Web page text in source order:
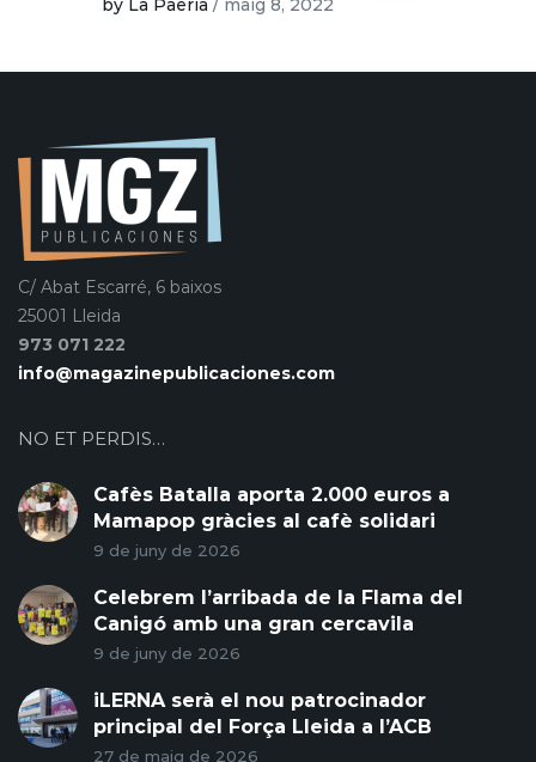
by La Paeria / maig 8, 2022
C/ Abat Escarré, 6 baixos
25001 Lleida
973 071 222
info@magazinepublicaciones.com
NO ET PERDIS…
Cafès Batalla aporta 2.000 euros a
Mamapop gràcies al cafè solidari
9 de juny de 2026
Celebrem l’arribada de la Flama del
Canigó amb una gran cercavila
9 de juny de 2026
iLERNA serà el nou patrocinador
principal del Força Lleida a l’ACB
27 de maig de 2026